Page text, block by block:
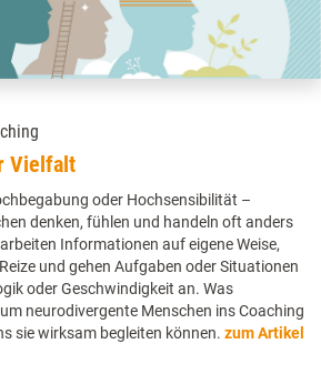
Vielfalt
oder Hochsensibilität –
denken, fühlen und handeln oft anders
Informationen auf eigene Weise,
und gehen Aufgaben oder Situationen
oder Geschwindigkeit an. Was
neurodivergente Menschen ins Coaching
sie wirksam begleiten können. zum Artikel